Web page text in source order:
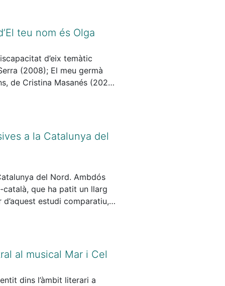
és una eina de justícia
vitalitat democràtica del
teu nom és Olga
d’eix temàtic
(2008); El meu germà
de Cristina Masanés (2024).
autobiogràfica i la
D’altra banda,
té amb els altres temes com
i les reflexions sobre
a la Catalunya del
del Nord. Ambdós
que ha patit un llarg
estudi comparatiu,
catalana a la Catalunya
al musical Mar i Cel
dins l’àmbit literari a